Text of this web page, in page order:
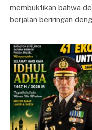
membuktikan bahwa
berjalan beriringan